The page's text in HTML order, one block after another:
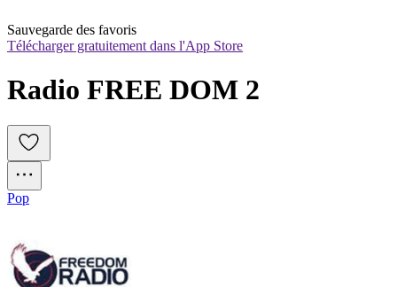
Sauvegarde des favoris
Télécharger gratuitement dans l'App Store
Radio FREE DOM 2
Pop